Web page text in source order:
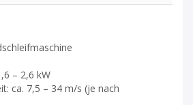
– 2,6 kW
ca. 7,5 – 34 m/s (je nach